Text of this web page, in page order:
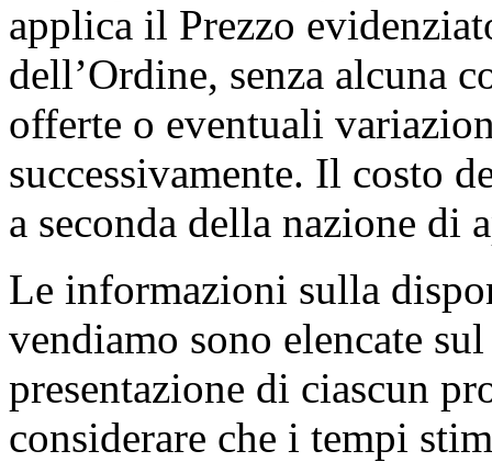
applica il Prezzo
dell’Ordine, senza alcuna
offerte o eventuali
successivamente. Il costo
a seconda della nazione di
Le informazioni sulla
vendiamo sono elencate
presentazione di ciascun
considerare che i tempi